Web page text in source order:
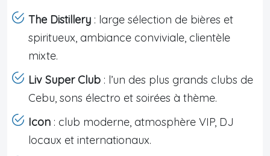
The Distillery : large sélection de bières et
spiritueux, ambiance conviviale, clientèle
mixte.
Liv Super Club : l’un des plus grands clubs de
Cebu, sons électro et soirées à thème.
Icon : club moderne, atmosphère VIP, DJ
locaux et internationaux.